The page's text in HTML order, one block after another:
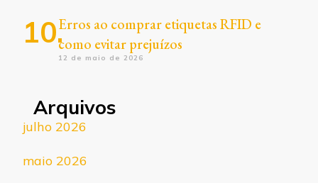
Erros ao comprar etiquetas RFID e
como evitar prejuízos
12 de maio de 2026
Arquivos
julho 2026
maio 2026